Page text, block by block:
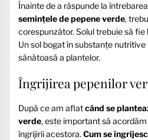
Înainte de a răspunde la întrebarea
semințele de pepene verde,
corespunzător. Solul trebuie să
Un sol bogat în substanțe
sănătoasă a plantelor.
Îngrijirea pepenilor
După ce am aflatcând se
verde, este important să
îngrijirii acestora. Cum se îngrijesc